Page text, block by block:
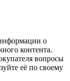
о
контента.
вопросы
её по своему